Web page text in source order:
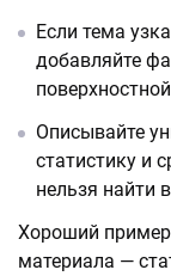
Если тема
добавляйте
Описывайте
статистику и
нельзя найти
Хороший
материала —